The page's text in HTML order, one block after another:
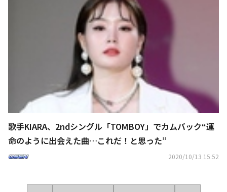
歌手KIARA、2ndシングル「TOMBOY」でカムバック“運
命のように出会えた曲…これだ！と思った”
2020/10/13 15:52